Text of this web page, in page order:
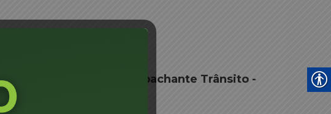
- Credenciamento Despachante Trânsito -